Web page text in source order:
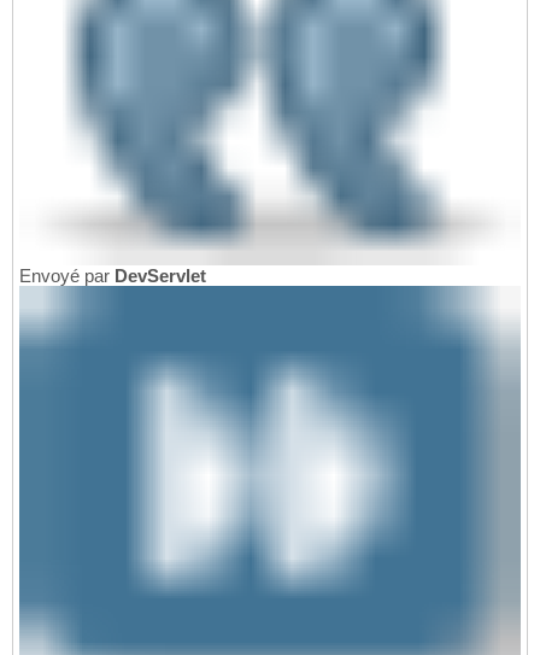
Envoyé par DevServlet